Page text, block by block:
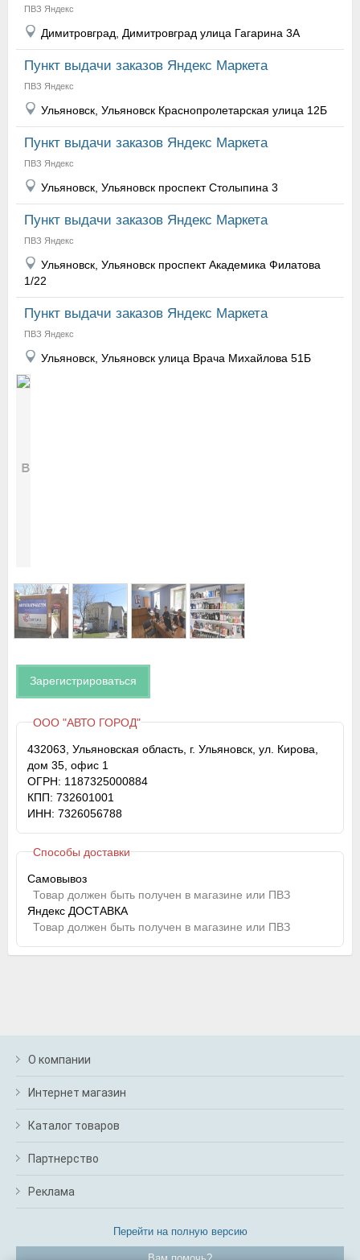
ПВЗ Яндекс
Димитровград, Димитровград улица Гагарина 3А
Пункт выдачи заказов Яндекс Маркета
ПВЗ Яндекс
Ульяновск, Ульяновск Краснопролетарская улица 12Б
Пункт выдачи заказов Яндекс Маркета
ПВЗ Яндекс
Ульяновск, Ульяновск проспект Столыпина 3
Пункт выдачи заказов Яндекс Маркета
ПВЗ Яндекс
Ульяновск, Ульяновск проспект Академика Филатова
1/22
Пункт выдачи заказов Яндекс Маркета
ПВЗ Яндекс
Ульяновск, Ульяновск улица Врача Михайлова 51Б
Зарегистрироваться
ООО "АВТО ГОРОД"
432063, Ульяновская область, г. Ульяновск, ул. Кирова,
дом 35, офис 1
ОГРН: 1187325000884
КПП: 732601001
ИНН: 7326056788
Способы доставки
Самовывоз
Товар должен быть получен в магазине или ПВЗ
Яндекс ДОСТАВКА
Товар должен быть получен в магазине или ПВЗ
О компании
Интернет магазин
Каталог товаров
Партнерство
Реклама
Перейти на полную версию